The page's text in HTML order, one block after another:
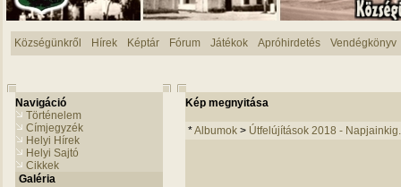
Községünkről Hírek Képtár Fórum Játékok Apróhirdetés Vendégkönyv
Navigáció
Történelem
Címjegyzék
Helyi Hírek
Helyi Sajtó
Cikkek
Galéria
Kép megnyitása
*Albumok > Útfelújítások 2018 - Napjainkig.